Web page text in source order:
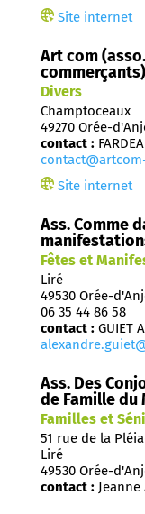
Site internet
Art com
commerçants)
Divers
Champtoceaux
49270 Orée-
contact :
Site internet
Ass. Comme
Fêtes et
Liré
49530 Orée-
06 35 44 86 58
contact : GUIET
Ass. Des
de Famille du
Familles et
51 rue de la
Liré
49530 Orée-
contact : Jeanne